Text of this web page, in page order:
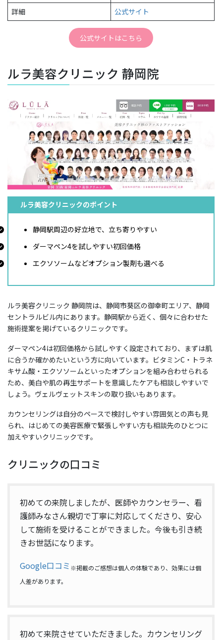
詳細
公式サイト
公式サイトはこちら
ルラ美容クリニック 静岡院
ルラ美容クリニックのポイント
静岡駅周辺の好立地で、立ち寄りやすい
ダーマペン4を試しやすい初回価格
エクソソームなどオプション製剤も選べる
ルラ美容クリニック 静岡院は、静岡市葵区の御幸町エリア、静岡
セントラルビル内にあります。静岡駅から近く、個々に合わせた
施術提案を掲げているクリニックです。
ダーマペン4は初回価格から試しやすく設定されており、まずは肌
に合うか確かめたいという方に向いています。ビタミンC・トラネ
キサム酸・エクソソームといったオプションを組み合わせられる
ため、美白や肌の再生サポートを意識したケアも相談しやすいで
しょう。ヴェルヴェットスキンの取り扱いもあります。
カウンセリングは自分のペースで検討しやすい雰囲気との声も見
られ、はじめての美容医療で緊張しやすい方も相談先のひとつに
加えやすいクリニックです。
クリニックの口コミ
初めての来院しましたが、医師やカウンセラー、看
護師みなさん親切で丁寧に対応してくださり、安心
して施術を受けることができました。今後も引き続
きお世話になります。
Google口コミ ※掲載のご感想は個人の体験であり、効果には個
人差があります。
初めて来院させていただきました。カウンセリング